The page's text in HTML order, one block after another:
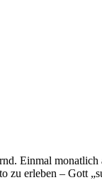
Einmal
zu erleben – Gott